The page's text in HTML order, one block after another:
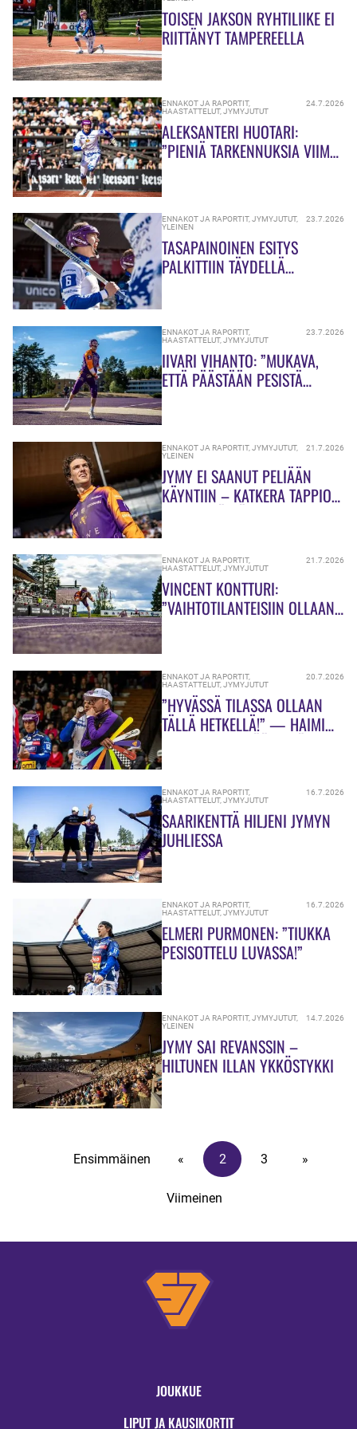
TOISEN JAKSON RYHTILIIKE EI
RIITTÄNYT TAMPEREELLA
ENNAKOT JA RAPORTIT,
HAASTATTELUT,JYMYJUTUT
24.7.2026
ALEKSANTERI HUOTARI:
”PIENIÄ TARKENNUKSIA VIIME
ENNAKOT JA RAPORTIT,JYMYJUTUT,
YLEINEN
23.7.2026
TASAPAINOINEN ESITYS
PALKITTIIN TÄYDELLÄ
ENNAKOT JA RAPORTIT,
HAASTATTELUT,JYMYJUTUT
23.7.2026
IIVARI VIHANTO: ”MUKAVA,
ETTÄ PÄÄSTÄÄN PESISTÄ
ENNAKOT JA RAPORTIT,JYMYJUTUT,
YLEINEN
21.7.2026
JYMY EI SAANUT PELIÄÄN
KÄYNTIIN – KATKERA TAPPIO
ENNAKOT JA RAPORTIT,
HAASTATTELUT,JYMYJUTUT
21.7.2026
VINCENT KONTTURI:
”VAIHTOTILANTEISIIN OLLAAN
ENNAKOT JA RAPORTIT,
HAASTATTELUT,JYMYJUTUT
20.7.2026
”HYVÄSSÄ TILASSA OLLAAN
TÄLLÄ HETKELLÄ!” — HAIMI
ENNAKOT JA RAPORTIT,
HAASTATTELUT,JYMYJUTUT
16.7.2026
SAARIKENTTÄ HILJENI JYMYN
JUHLIESSA
ENNAKOT JA RAPORTIT,
HAASTATTELUT,JYMYJUTUT
16.7.2026
ELMERI PURMONEN: ”TIUKKA
PESISOTTELU LUVASSA!”
ENNAKOT JA RAPORTIT,JYMYJUTUT,
YLEINEN
14.7.2026
JYMY SAI REVANSSIN –
HILTUNEN ILLAN YKKÖSTYKKI
Ensimmäinen « 2 3 »
Viimeinen
JOUKKUE
LIPUT JA KAUSIKORTIT